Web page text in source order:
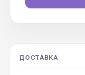
ДОСТАВКА